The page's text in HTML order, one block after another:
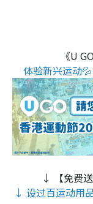
《U
体验新兴运动
↓ 【免费
↓ 设过百运动用